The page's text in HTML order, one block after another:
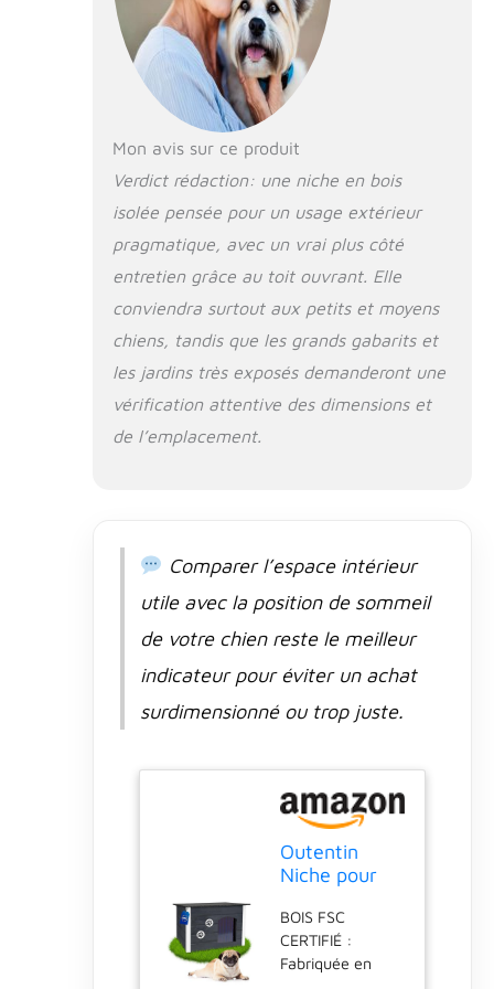
s’ouvrir
facilement pour
un nettoyage
pratique. Conçu
avec un matériau
et non toxique, il
efficacement
contre la pluie, la
neige et le vent,
tout en restant
sûr pour votre
animal. PARFAITE
Grâce à ses
parois de 20 mm
avec isolation
chien au sec et
au chaud en
hiver, et au frais
en été. Idéal pour
grand chien ou
petite taille.
ÉLÉGANT ET SÛR
plusieurs
couleurs
modernes, cette
jardin s’intègre
parfaitement
dans votre
extérieur. Sa
peinture
écologique et
Mon avis sur ce produit
Verdict rédaction: une niche en bois
isolée pensée pour un usage extérieur
pragmatique, avec un vrai plus côté
entretien grâce au toit ouvrant. Elle
conviendra surtout aux petits et moyens
chiens, tandis que les grands gabarits et
les jardins très exposés demanderont une
vérification attentive des dimensions et
de l’emplacement.
Comparer l’espace intérieur
utile avec la position de sommeil
de votre chien reste le meilleur
indicateur pour éviter un achat
surdimensionné ou trop juste.
Outentin
Niche pour
Isolée L –
Maison pour
Chien
BOIS FSC
CERTIFIÉ :
Fabriquée en